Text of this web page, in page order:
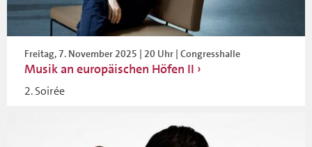
Freitag, 7. November 2025 | 20 Uhr | Congresshalle
Musik an europäischen Höfen II
2. Soirée